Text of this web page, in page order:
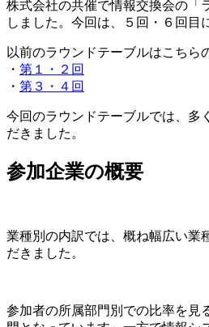
株式会社の共催で情報交換会の「
しました。今回は、５回・６回目
以前のラウンドテーブルはこちら
・ 第１・２回
・ 第３・４回
今回のラウンドテーブルでは、多
だきました。
参加企業の概要
業種別の内訳では、概ね幅広い業
だきました。
参加者の所属部門別での比率を見